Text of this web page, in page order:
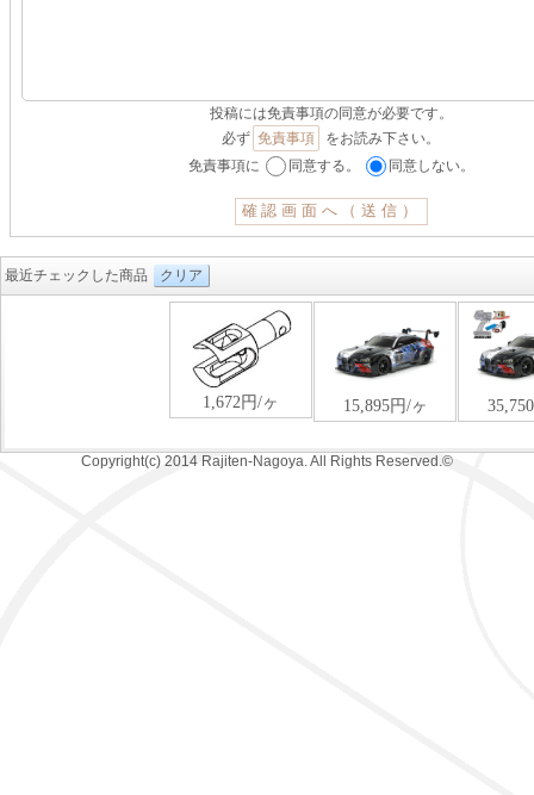
投稿には免責事項の同意が必要です。
必ず 免責事項
をお読み下さい。
免責事項に
同意する。 同意しない。
最近チェックした商品 クリア
Copyright(c) 2014 Rajiten-Nagoya. All Rights Reserved.©